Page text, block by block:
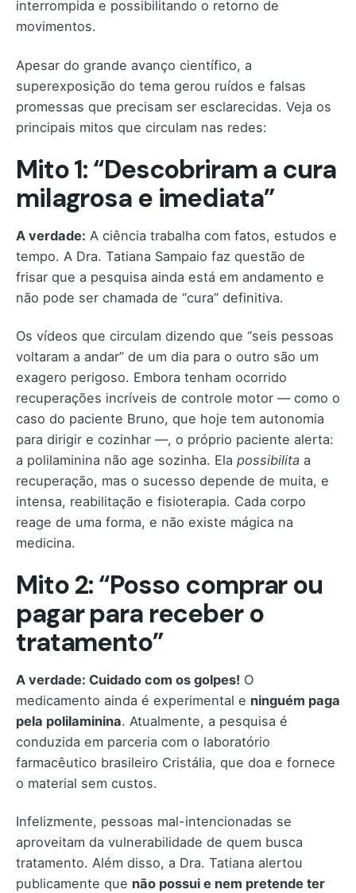
interrompida e possibilitando o retorno de
movimentos.
Apesar do grande avanço científico, a
superexposição do tema gerou ruídos e falsas
promessas que precisam ser esclarecidas. Veja os
principais mitos que circulam nas redes:
Mito 1: “Descobriram a cura
milagrosa e imediata”
A verdade: A ciência trabalha com fatos, estudos e
tempo. A Dra. Tatiana Sampaio faz questão de
frisar que a pesquisa ainda está em andamento e
não pode ser chamada de “cura” definitiva.
Os vídeos que circulam dizendo que “seis pessoas
voltaram a andar” de um dia para o outro são um
exagero perigoso. Embora tenham ocorrido
recuperações incríveis de controle motor — como o
caso do paciente Bruno, que hoje tem autonomia
para dirigir e cozinhar —, o próprio paciente alerta:
a polilaminina não age sozinha. Ela possibilita a
recuperação, mas o sucesso depende de muita, e
intensa, reabilitação e fisioterapia. Cada corpo
reage de uma forma, e não existe mágica na
medicina.
Mito 2: “Posso comprar ou
pagar para receber o
tratamento”
A verdade: Cuidado com os golpes! O
medicamento ainda é experimental e ninguém paga
pela polilaminina. Atualmente, a pesquisa é
conduzida em parceria com o laboratório
farmacêutico brasileiro Cristália, que doa e fornece
o material sem custos.
Infelizmente, pessoas mal-intencionadas se
aproveitam da vulnerabilidade de quem busca
tratamento. Além disso, a Dra. Tatiana alertou
publicamente que não possui e nem pretende ter